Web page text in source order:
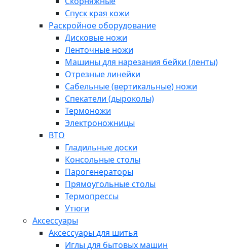
Спуск края кожи
Раскройное оборудование
Дисковые ножи
Ленточные ножи
Машины для нарезания бейки (ленты)
Отрезные линейки
Сабельные (вертикальные) ножи
Спекатели (дыроколы)
Термоножи
Электроножницы
ВТО
Гладильные доски
Консольные столы
Парогенераторы
Прямоугольные столы
Термопрессы
Утюги
Аксессуары
Аксессуары для шитья
Иглы для бытовых машин